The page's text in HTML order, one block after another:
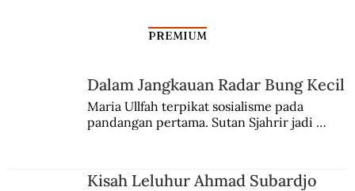
Dari Bangsal Institusi Mental
PREMIUM
Dalam Jangkauan Radar Bung Kecil
Maria Ullfah terpikat sosialisme pada
pandangan pertama. Sutan Sjahrir jadi
Kisah Leluhur Ahmad Subardjo